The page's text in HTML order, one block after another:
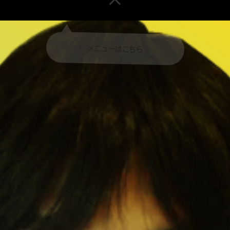
戦力な男・菊池良から新卒採用担当